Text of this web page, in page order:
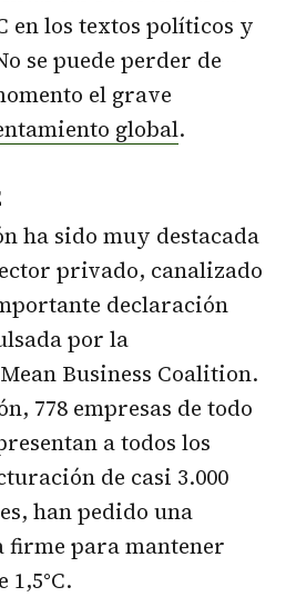
en los textos políticos y
se puede perder de
el grave
global.
ha sido muy destacada
privado, canalizado
declaración
por la
Business Coalition.
778 empresas de todo
a todos los
de casi 3.000
han pedido una
firme para mantener